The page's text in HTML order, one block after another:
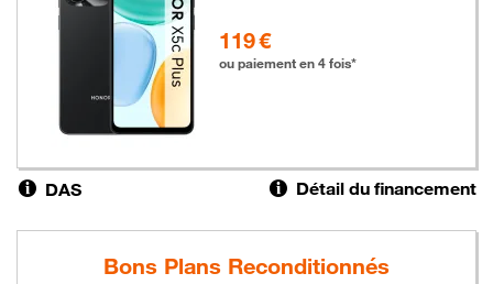
119 €
ou paiement en 4 fois*
DAS Détail du financement
Bons Plans Reconditionnés